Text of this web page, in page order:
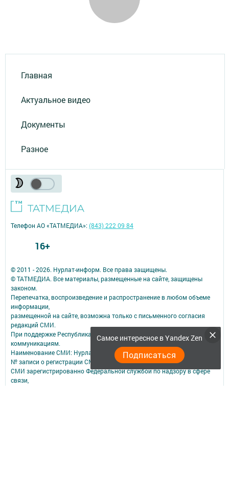
Главная
Актуальное видео
Документы
Разное
Самое интересное в Yandex Zen
Подписаться
© 2011 - 2026. Нурлат-⁠информ. Все права защищены.
© ТАТМЕДИА. Все материалы, размещенные на сайте, защищены
законом.
Перепечатка, воспроизведение и распространение в любом объеме
информации,
размещенной на сайте, возможна только с письменного согласия
редакций СМИ.
При поддержке Республиканского агентства по печати и массовым
коммуникациям.
Наименование СМИ: Нурлат-⁠информ
№ записи о регистрации СМИ, дата: ЭЛ № ФС 77 -⁠ 73782 от 05.10.2018
СМИ зарегистрированно Федеральной службой по надзору в сфере
связи,
Телефон АО «ТАТМЕДИА»:(843) 222 09 84
16+